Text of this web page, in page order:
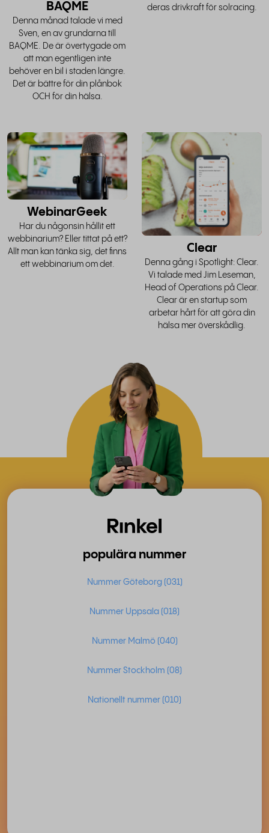
BAQME
Denna månad talade vi med
Sven, en av grundarna till
BAQME. De är övertygade om
att man egentligen inte
behöver en bil i staden längre.
Det är bättre för din plånbok
OCH för din hälsa.
deras drivkraft för solracing.
läs hela
historien
WebinarGeek
Har du någonsin hållit ett
webbinarium? Eller tittat på ett?
Allt man kan tänka sig, det finns
ett webbinarium om det.
Clear
Denna gång i Spotlight: Clear.
Vi talade med Jim Leseman,
Head of Operations på Clear.
Clear är en startup som
arbetar hårt för att göra din
hälsa mer överskådlig.
populära nummer
Nummer Göteborg (031)
Nummer Uppsala (018)
Nummer Malmö (040)
Nummer Stockholm (08)
Nationellt nummer (010)